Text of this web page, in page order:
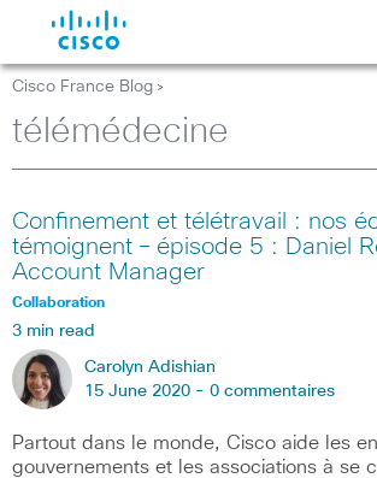
Cisco France Blog >
télémédecine
Confinement et télétravail : nos
témoignent – épisode 5 : Daniel
Account Manager
Collaboration
3 min read
Carolyn Adishian
15 June 2020 - 0 commentaires
Partout dans le monde, Cisco aide les
gouvernements et les associations à se